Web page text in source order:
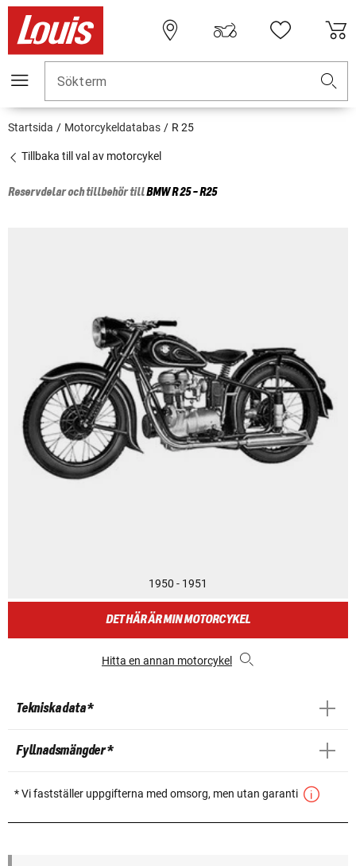
Sökterm
Startsida Motorcykeldatabas R 25
Tillbaka till val av motorcykel
Reservdelar och tillbehör tillBMWR 25 - R25
1950 - 1951
DET HÄR ÄR MIN MOTORCYKEL
Hitta en annan motorcykel
Tekniska data *
Fyllnadsmängder *
* Vi fastställer uppgifterna med omsorg, men utan garanti